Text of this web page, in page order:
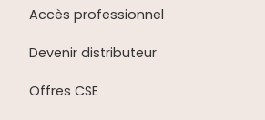
Accès professionnel
Devenir distributeur
Offres CSE